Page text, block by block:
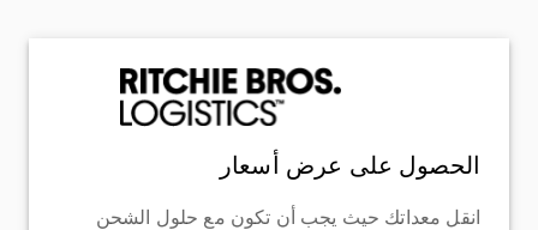
الحصول على عرض أسعار
انقل معداتك حيث يجب أن تكون مع حلول الشحن